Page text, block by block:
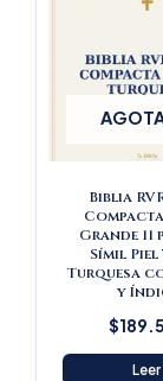
Biblia
Grande
Símil Piel
Turquesa
y
$